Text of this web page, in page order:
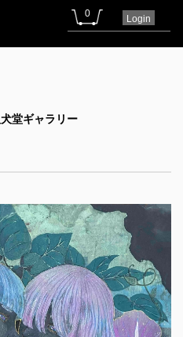
0 Login
堂ギャラリー